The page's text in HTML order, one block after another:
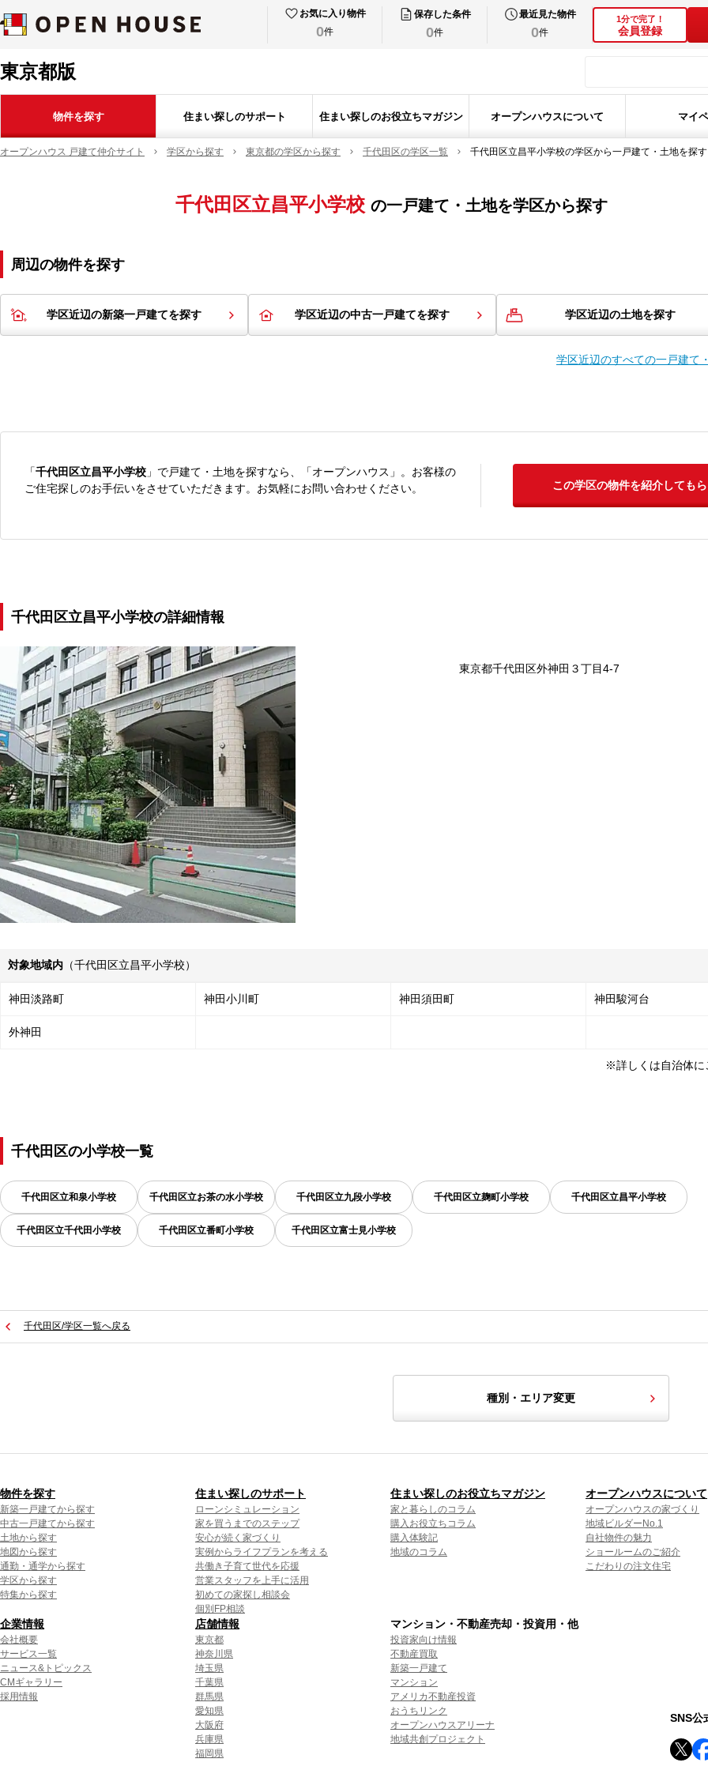
お気に入り物件
0件
保存した条件
0件
最近見た物件
0件
1分で完了！
会員登録
東京都版
物件を探す 住まい探しのサポート 住まい探しのお役立ちマガジン オープンハウスについて マイ
オープンハウス 戸建て仲介サイト 学区から探す 東京都の学区から探す 千代田区の学区一覧 千代田区立昌平小学校の学区から一戸建て・土地を探す
千代田区立昌平小学校 の一戸建て・土地を学区から探す
周辺の物件を探す
学区近辺の新築一戸建てを探す 学区近辺の中古一戸建てを探す 学区近辺の土地を探す
学区近辺のすべての一戸建て
「千代田区立昌平小学校 」で戸建て・土地を探すなら、「オープンハウス」。お客様の
ご住宅探しのお手伝いをさせていただきます。お気軽にお問い合わせください。
この学区の物件を紹介してもら
千代田区立昌平小学校の詳細情報
東京都千代田区外神田３丁目4-7
対象地域内 （千代田区立昌平小学校）
神田淡路町 神田小川町 神田須田町 神田駿河台
外神田
※詳しくは自治体に
千代田区の小学校一覧
千代田区立和泉小学校 千代田区立お茶の水小学校 千代田区立九段小学校 千代田区立麹町小学校 千代田区立昌平小学校
千代田区立千代田小学校 千代田区立番町小学校 千代田区立富士見小学校
千代田区/学区一覧へ戻る
種別・エリア変更
物件を探す
新築一戸建てから探す
中古一戸建てから探す
土地から探す
地図から探す
通勤・通学から探す
学区から探す
特集から探す
住まい探しのサポート
ローンシミュレーション
家を買うまでのステップ
安心が続く家づくり
実例からライフプランを考える
共働き子育て世代を応援
営業スタッフを上手に活用
初めての家探し相談会
個別FP相談
住まい探しのお役立ちマガジン
家と暮らしのコラム
購入お役立ちコラム
購入体験記
地域のコラム
オープンハウスについて
オープンハウスの家づくり
地域ビルダーNo.1
自社物件の魅力
ショールームのご紹介
こだわりの注文住宅
企業情報
会社概要
サービス一覧
ニュース&トピックス
CMギャラリー
採用情報
店舗情報
東京都
神奈川県
埼玉県
千葉県
群馬県
愛知県
大阪府
兵庫県
福岡県
マンション・不動産売却・投資用・他
投資家向け情報
不動産買取
新築一戸建て
マンション
アメリカ不動産投資
おうちリンク
オープンハウスアリーナ
地域共創プロジェクト
SNS公